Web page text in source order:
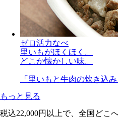
ゼロ活力なべ
里いもがほくほく。
どこか懐かしい味。
「里いもと牛肉の炊き込み
もっと見る
税込22,000円以上で、全国どこ